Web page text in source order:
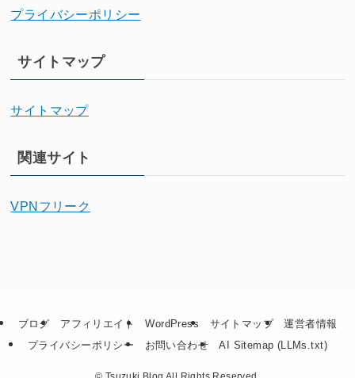
プライバシーポリシー
サイトマップ
サイトマップ
関連サイト
VPNフリーク
ブログ アフィリエイト WordPress サイトマップ
運営者情報
プライバシーポリシー
お問い合わせ AI Sitemap (LLMs.txt)